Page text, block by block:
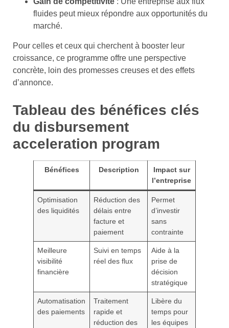
fluides peut mieux répondre aux opportunités du
marché.
Pour celles et ceux qui cherchent à booster leur
croissance, ce programme offre une perspective
concrète, loin des promesses creuses et des effets
d’annonce.
Tableau des bénéfices clés
du disbursement
acceleration program
Bénéfices Description
Impact sur
l’entreprise
Optimisation
des liquidités
Réduction des
délais entre
facture et
paiement
Permet
d’investir
sans
contrainte
Meilleure
visibilité
financière
Suivi en temps
réel des flux
Aide à la
prise de
décision
stratégique
Automatisation
des paiements
Traitement
rapide et
réduction des
Libère du
temps pour
les équipes